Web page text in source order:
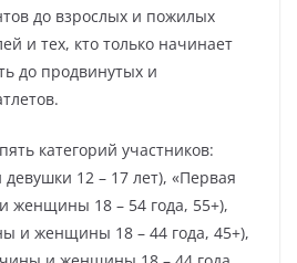
до взрослых и пожилых
и тех, кто только начинает
до продвинутых и
категорий участников:
12 – 17 лет), «Первая
женщины 18 – 54 года, 55+),
и женщины 18 – 44 года, 45+),